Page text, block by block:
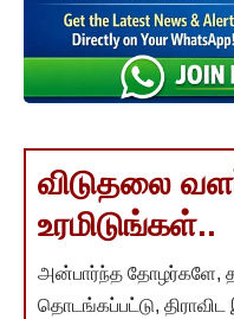
விடுதலை
உரமிடுங்கள்..
அன்பார்ந்த தோழர்களே,
தொடங்கப்பட்டு,